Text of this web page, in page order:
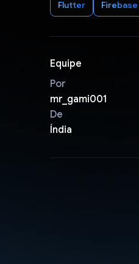
Flutter Firebase
Equipe
Por
mr_gami001
De
Índia